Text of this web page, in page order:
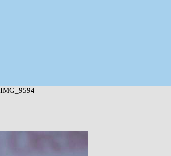
IMG_9594